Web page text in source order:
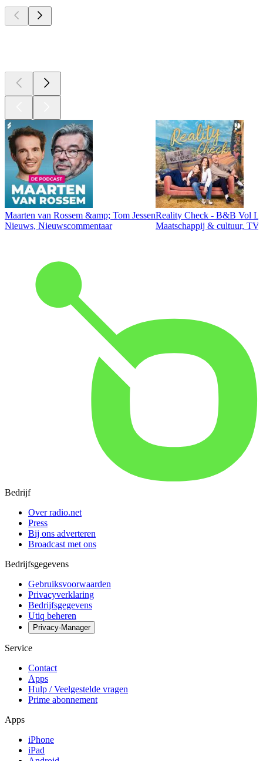
Maarten van Rossem &amp; Tom Jessen
Nieuws, Nieuwscommentaar
Reality Check - B&B Vol
Maatschappij & cultuur,
Bedrijf
Over radio.net
Press
Bij ons adverteren
Broadcast met ons
Bedrijfsgegevens
Gebruiksvoorwaarden
Privacyverklaring
Bedrijfsgegevens
Utiq beheren
Privacy-Manager
Service
Contact
Apps
Hulp / Veelgestelde vragen
Prime abonnement
Apps
iPhone
iPad